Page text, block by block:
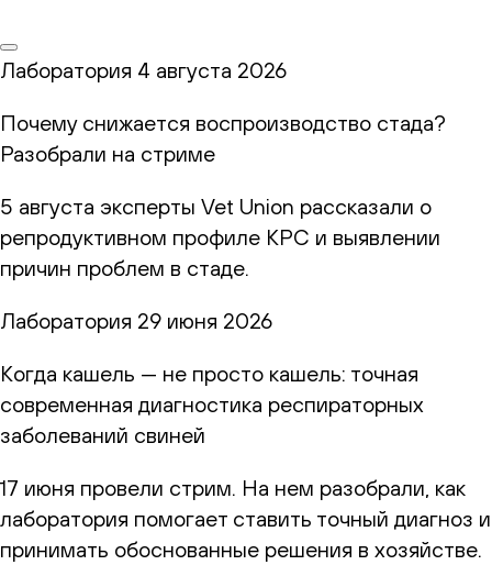
Лаборатория 4 августа 2026
Почему снижается воспроизводство стада?
Разобрали на стриме
5 августа эксперты Vet Union рассказали о
репродуктивном профиле КРС и выявлении
причин проблем в стаде.
Лаборатория 29 июня 2026
Когда кашель — не просто кашель: точная
современная диагностика респираторных
заболеваний свиней
17 июня провели стрим. На нем разобрали, как
лаборатория помогает ставить точный диагноз и
принимать обоснованные решения в хозяйстве.